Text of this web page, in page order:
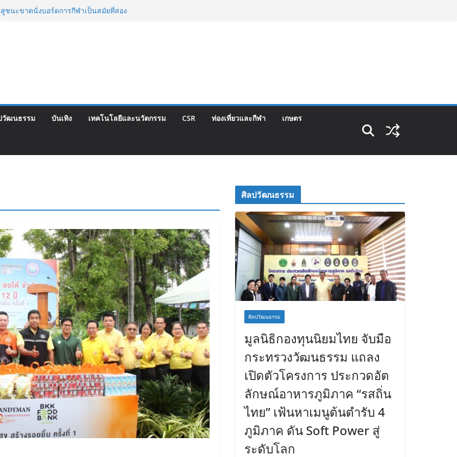
สูชนะขาดนั่งบอร์ดการกีฬาเป็นสมัยที่สอง
น Soft Power สู่ระดับโลก
บุกเบิก “วัดสุทธิฯ”รวมพลงาน “สิงห์สะพาน
วัฒนธรรม บันเทิง เทคโนโลยีและนวัตกรรม CSR ท่องเที่ยวและกีฬา เกษตร
ศิลปวัฒนธรรม
ศิลปวัฒนธรรม
มูลนิธิกองทุนนิยมไทย จับมือ
กระทรวงวัฒนธรรม แถลง
เปิดตัวโครงการ ประกวดอัต
ลักษณ์อาหารภูมิภาค “รสถิ่น
ไทย” เฟ้นหาเมนูต้นตำรับ 4
ภูมิภาค ดัน Soft Power สู่
ระดับโลก